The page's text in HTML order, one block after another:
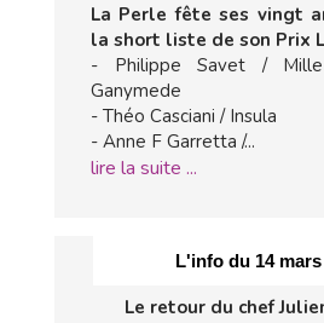
La Perle fête ses vingt
la short liste de son Prix
- Philippe Savet /
Ganymede
- Théo Casciani / Insula
- Anne F Garretta /...
lire la suite ...
L'info du 14 mars
Le retour du chef